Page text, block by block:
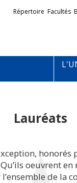
Liens
externes
Répertoire Facultés
Lauréats
oeuvrent
de la